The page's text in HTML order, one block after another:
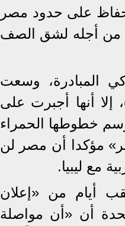
على حدود مصر
من أجله لشق الصف
المبادرة، وسعت
شرقي طرابلس)، إلا أنها أجبرت على
خطوطها الحمراء
مؤكدا أن مصر لن
مع ليبيا.
20 يونيو الماضي وعقب أيام من «إعلان
للأمم المتحدة أن «أن مواصلة